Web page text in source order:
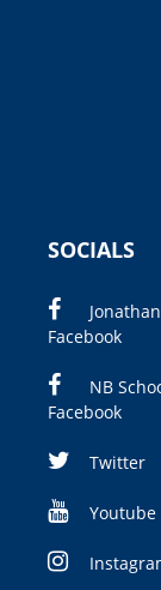
SOCIALS
Facebook
NB
Facebook
Twitter
Youtube